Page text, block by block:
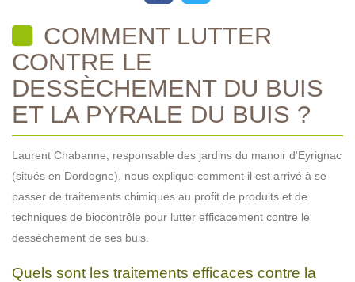
COMMENT LUTTER
CONTRE LE
DESSÈCHEMENT DU BUIS
ET LA PYRALE DU BUIS ?
Laurent Chabanne, responsable des jardins du manoir d'Eyrignac
(situés en Dordogne), nous explique comment il est arrivé à se
passer de traitements chimiques au profit de produits et de
techniques de biocontrôle pour lutter efficacement contre le
dessèchement de ses buis.
Quels sont les traitements efficaces contre la